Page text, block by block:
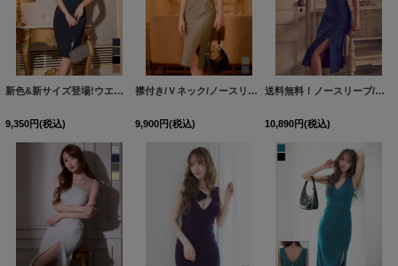
新色&新サイズ登場!ウエストシアー/フロントジップ/ストレッチ/タイト/ノースリーブ/谷間見せ/ミディアムドレス/キャバドレス【XS-Mサイズ/4カラー】[OF03] 【IM】
9,350円(税込)
襟付き/Ｖネック/ノースリーブ/スリット/タイト/ミディアムドレス/キャバドレス【S-Mサイズ/2カラー】[OF03]【IM】dzq
9,900円(税込)
送料無料！ノースリーブ/アシメショルダー/パール/ビジュー/シアー/ラメ生地/タイト/スリット/ミディアムドレス/キャバドレス【S-Lサイズ/4カラー】[OF03]【YN】dzwFV
10,890円(税込)